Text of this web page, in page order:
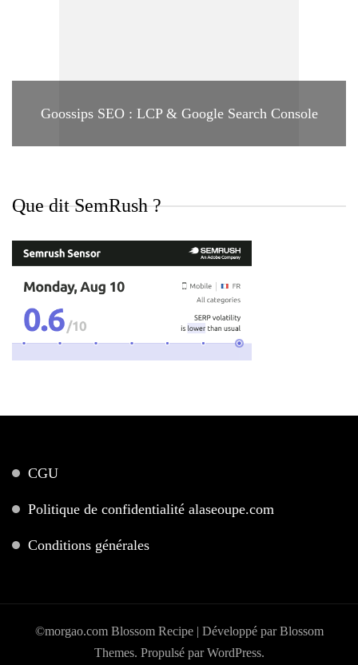
Goossips SEO : LCP & Google Search Console
Que dit SemRush ?
CGU
Politique de confidentialité alaseoupe.com
Conditions générales
©morgao.comBlossom Recipe | Développé parBlossom
Themes. Propulsé parWordPress.